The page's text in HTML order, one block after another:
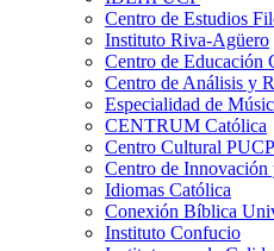
Centro de Estudios
Instituto Riva-Agüero
Centro de Educación
Centro de Análisis y
Especialidad de
CENTRUM Católica
Centro Cultural PUCP
Centro de
Idiomas Católica
Conexión Bíblica
Instituto Confucio